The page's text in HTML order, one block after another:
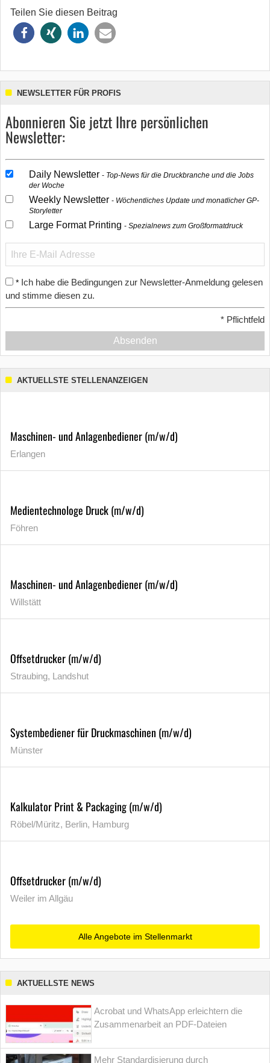
Teilen Sie diesen Beitrag
NEWSLETTER FÜR PROFIS
Abonnieren Sie jetzt Ihre persönlichen
Newsletter:
Daily Newsletter
Top-News für die Druckbranche und die Jobs
der Woche
Weekly Newsletter
Wöchentliches Update und monatlicher GP-
Storyletter
Large Format Printing Spezialnews zum Großformatdruck
* Ich habe die Bedingungen zur Newsletter-Anmeldung gelesen
und stimme diesen zu.
* Pflichtfeld
Absenden
AKTUELLSTE STELLENANZEIGEN
Maschinen- und Anlagenbediener (m/w/d)
Erlangen
Medientechnologe Druck (m/w/d)
Föhren
Maschinen- und Anlagenbediener (m/w/d)
Willstätt
Offsetdrucker (m/w/d)
Straubing, Landshut
Systembediener für Druckmaschinen (m/w/d)
Münster
Kalkulator Print & Packaging (m/w/d)
Röbel/Müritz, Berlin, Hamburg
Offsetdrucker (m/w/d)
Weiler im Allgäu
Alle Angebote im Stellenmarkt
AKTUELLSTE NEWS
Acrobat und WhatsApp erleichtern die
Zusammenarbeit an PDF-Dateien
Mehr Standardisierung durch